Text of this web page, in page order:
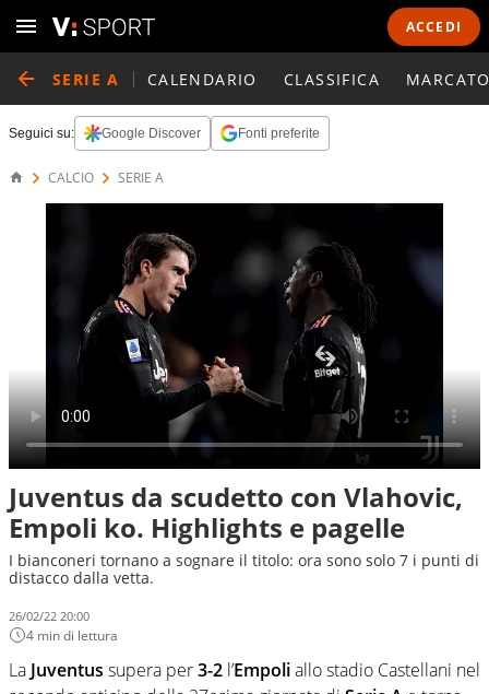
ACCEDI
SERIE A CALENDARIO CLASSIFICA
Seguici su: Google Discover Fonti preferite
CALCIO SERIE A
Juventus da scudetto con Vlahovic,
Empoli ko. Highlights e pagelle
I bianconeri tornano a sognare il titolo: ora sono solo 7 i punti di
distacco dalla vetta.
26/02/22 20:00
4 min di lettura
La Juventus supera per3-2 l’Empoliallo stadio Castellani nel